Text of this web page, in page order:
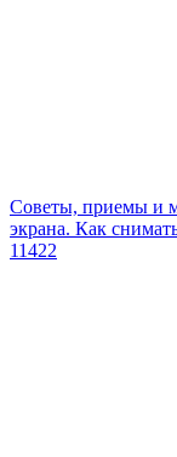
Советы, приемы и
экрана. Как
11422